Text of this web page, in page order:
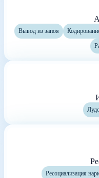
Вывод из запоя
Ресоциализация